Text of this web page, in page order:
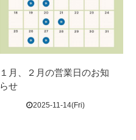
１月、２月の営業日のお知
らせ
2025-11-14(Fri)